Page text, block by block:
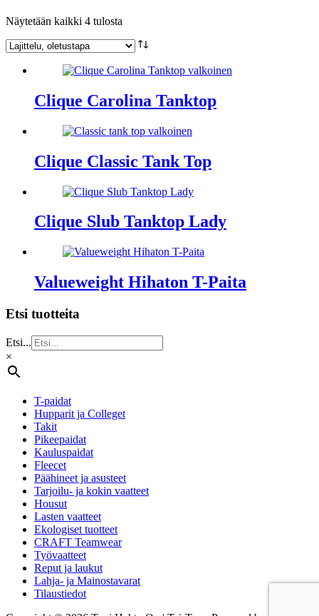
Näytetään kaikki 4 tulosta
Clique Carolina Tanktop
Clique Classic Tank Top
Clique Slub Tanktop Lady
Valueweight Hihaton T-Paita
Etsi tuotteita
Etsi...
×
T-paidat
Hupparit ja Colleget
Takit
Pikeepaidat
Kauluspaidat
Fleecet
Päähineet ja asusteet
Tarjoilu- ja kokin vaatteet
Housut
Lasten vaatteet
Ekologiset tuotteet
CRAFT Teamwear
Työvaatteet
Reput ja laukut
Lahja- ja Mainostavarat
Tilaustiedot